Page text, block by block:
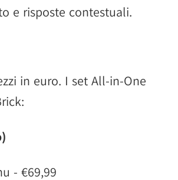
e risposte contestuali.
in euro. I set All-in-One
- €69,99